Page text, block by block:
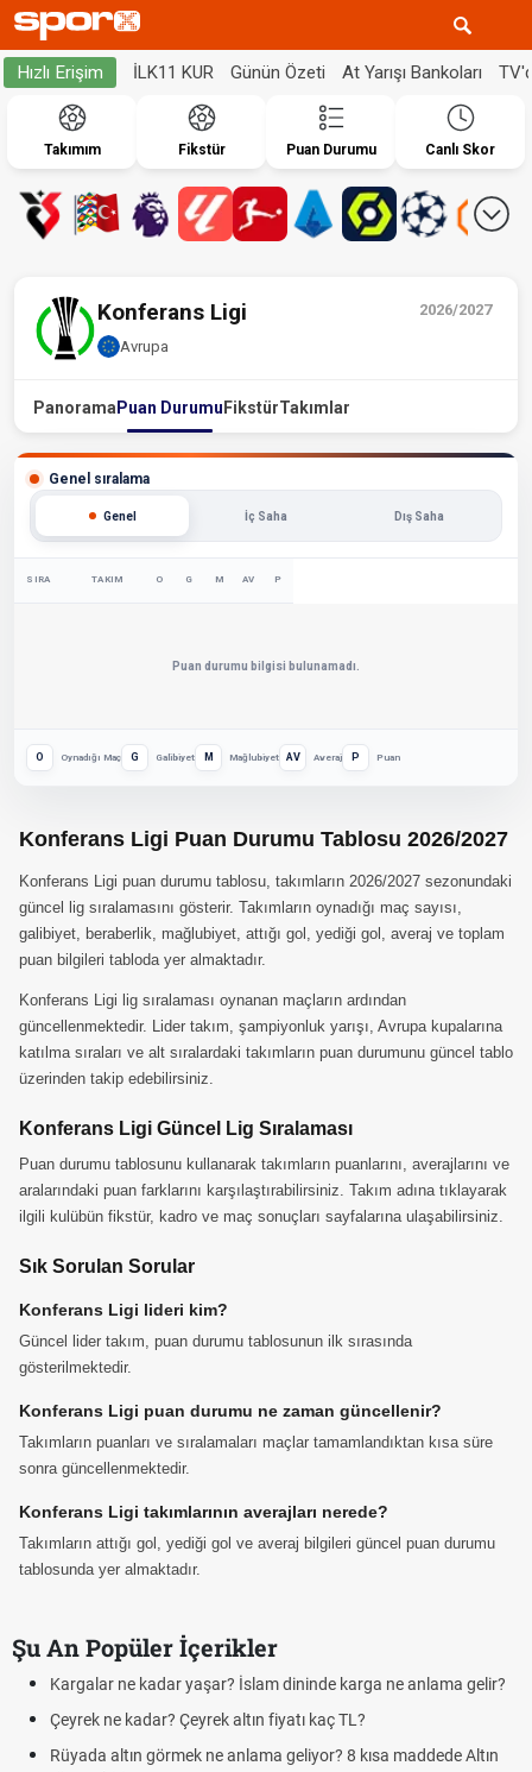
Hızlı Erişim İLK11 KUR Günün Özeti At Yarışı Bankoları
Takımım Fikstür Puan Durumu Canlı Skor
2026/2027
Konferans Ligi
Avrupa
Panorama Puan Durumu FikstürTakımlar
Genel sıralama
Genel İç Saha Dış Saha
SIRA TAKIM O G M AV P
Puan durumu bilgisi bulunamadı.
O Oynadığı Maç G Galibiyet M Mağlubiyet AV Averaj P Puan
Konferans Ligi Puan Durumu Tablosu 2026/2027
Konferans Ligi puan durumu tablosu, takımların 2026/2027 sezonundaki
güncel lig sıralamasını gösterir. Takımların oynadığı maç sayısı,
galibiyet, beraberlik, mağlubiyet, attığı gol, yediği gol, averaj ve toplam
puan bilgileri tabloda yer almaktadır.
Konferans Ligi lig sıralaması oynanan maçların ardından
güncellenmektedir. Lider takım, şampiyonluk yarışı, Avrupa kupalarına
katılma sıraları ve alt sıralardaki takımların puan durumunu güncel tablo
üzerinden takip edebilirsiniz.
Konferans Ligi Güncel Lig Sıralaması
Puan durumu tablosunu kullanarak takımların puanlarını, averajlarını ve
aralarındaki puan farklarını karşılaştırabilirsiniz. Takım adına tıklayarak
ilgili kulübün fikstür, kadro ve maç sonuçları sayfalarına ulaşabilirsiniz.
Sık Sorulan Sorular
Konferans Ligi lideri kim?
Güncel lider takım, puan durumu tablosunun ilk sırasında
gösterilmektedir.
Konferans Ligi puan durumu ne zaman güncellenir?
Takımların puanları ve sıralamaları maçlar tamamlandıktan kısa süre
sonra güncellenmektedir.
Konferans Ligi takımlarının averajları nerede?
Takımların attığı gol, yediği gol ve averaj bilgileri güncel puan durumu
tablosunda yer almaktadır.
Şu An Popüler İçerikler
Kargalar ne kadar yaşar? İslam dininde karga ne anlama gelir?
Çeyrek ne kadar? Çeyrek altın fiyatı kaç TL?
Rüyada altın görmek ne anlama geliyor? 8 kısa maddede Altın